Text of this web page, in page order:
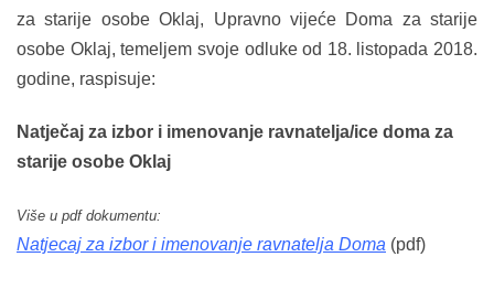
za starije osobe Oklaj, Upravno vijeće Doma za starije
osobe Oklaj, temeljem svoje odluke od 18. listopada 2018.
godine, raspisuje:
Natječaj za izbor i imenovanje ravnatelja/ice doma za
starije osobe Oklaj
Više u pdf dokumentu:
Natjecaj za izbor i imenovanje ravnatelja Doma (pdf)